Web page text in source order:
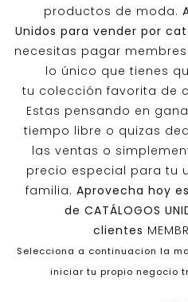
productos de moda.
Unidos para vender por
necesitas pagar
lo único que tienes
tu colección favorita de
Estas pensando en
tiempo libre o quizas
las ventas o
precio especial para tu
familia. Aprovecha hoy
de CATÁLOGOS
clientes
Selecciona a continuacion la
iniciar tu propio negocio